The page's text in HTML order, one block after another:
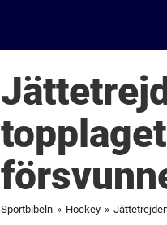
Sportbibeln » Hockey »